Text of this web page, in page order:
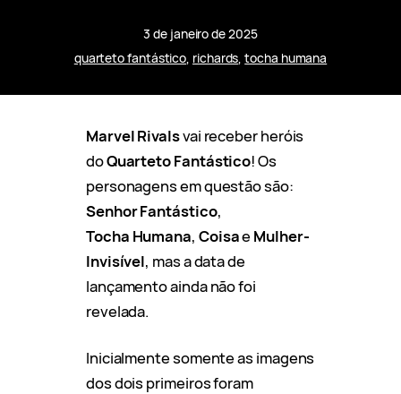
3 de janeiro de 2025
quarteto fantástico, richards, tocha humana
Marvel Rivalsvai receber heróis
doQuartetoFantástico! Os
personagens em questão são:
SenhorFantástico,
Tocha Humana, CoisaeMulher-
Invisível, mas a data de
lançamento ainda não foi
revelada.
Inicialmente somente as imagens
dos dois primeiros foram